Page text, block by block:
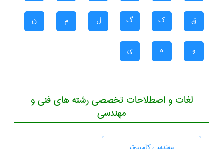
ق ک گ ل م ن
و ه ی
لغات و اصطلاحات تخصصی رشته های فنی و
مهندسی